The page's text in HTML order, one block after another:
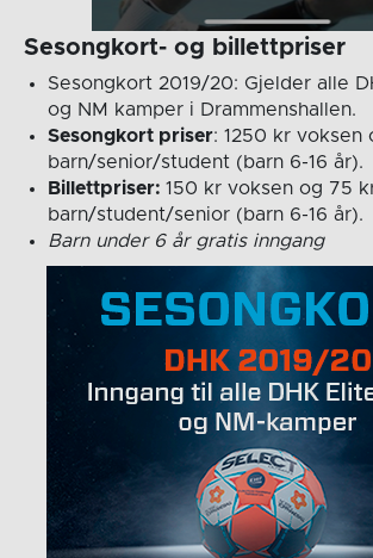
Sesongkort- og billettpriser
Sesongkort 2019/20: Gjelder alle
og NM kamper i Drammenshallen.
Sesongkort priser: 1250 kr voksen
barn/senior/student (barn 6-16 år).
Billettpriser: 150 kr voksen og 75
barn/student/senior (barn 6-16 år).
Barn under 6 år gratis inngang